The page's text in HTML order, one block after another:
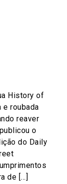
History of
e roubada
reaver
o
do Daily
de […]